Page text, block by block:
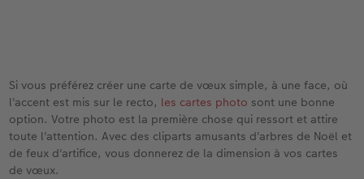
Si vous préférez créer une carte de vœux simple, à une face, où
l'accent est mis sur le recto, les cartes photo sont une bonne
option. Votre photo est la première chose qui ressort et attire
toute l'attention. Avec des cliparts amusants d'arbres de Noël et
de feux d'artifice, vous donnerez de la dimension à vos cartes
de vœux.